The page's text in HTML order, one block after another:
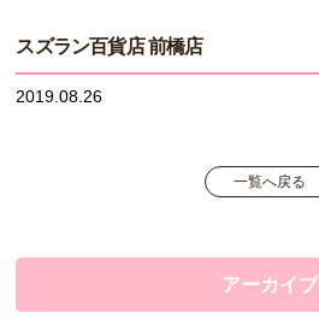
スズラン百貨店 前橋店
2019.08.26
一覧へ戻る
アーカイブ